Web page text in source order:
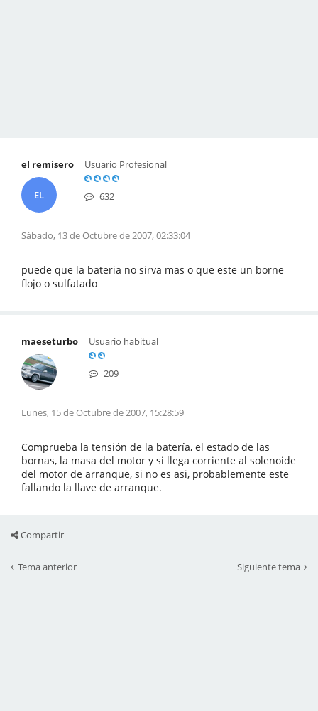
el remisero
EL
Usuario Profesional
632
Sábado, 13 de Octubre de 2007, 02:33:04
puede que la bateria no sirva mas o que este un borne
flojo o sulfatado
maeseturbo Usuario habitual
209
Lunes, 15 de Octubre de 2007, 15:28:59
Comprueba la tensión de la batería, el estado de las
bornas, la masa del motor y si llega corriente al solenoide
del motor de arranque, si no es asi, probablemente este
fallando la llave de arranque.
Compartir
Tema anterior Siguiente tema